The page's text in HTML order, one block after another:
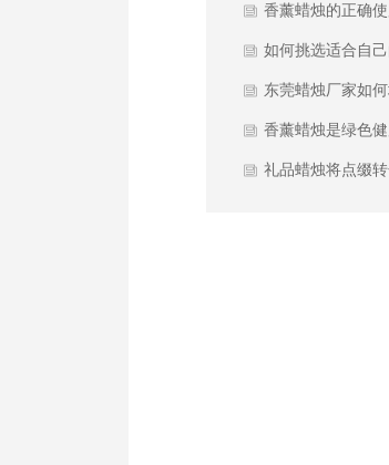
香薰蜡烛的正确
如何挑选适合自
东莞蜡烛厂家如
间？
香薰蜡烛是绿色
礼品蜡烛将点缀